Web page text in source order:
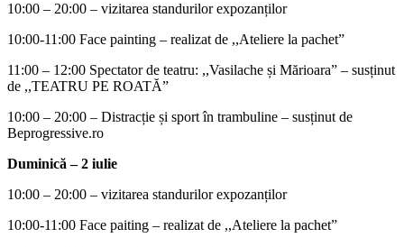
10:00 – 20:00 – vizitarea standurilor expozanților
10:00-11:00 Face painting – realizat de ,,Ateliere la pachet”
11:00 – 12:00 Spectator de teatru: ,,Vasilache și Mărioara” – susținut
de ,,TEATRU PE ROATĂ”
10:00 – 20:00 – Distracție și sport în trambuline – susținut de
Beprogressive.ro
Duminică – 2 iulie
10:00 – 20:00 – vizitarea standurilor expozanților
10:00-11:00 Face paiting – realizat de ,,Ateliere la pachet”